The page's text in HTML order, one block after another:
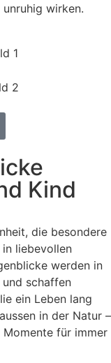
wirken.
Kind
die besondere
liebevollen
werden in
schaffen
ein Leben lang
in der Natur –
Momente für immer